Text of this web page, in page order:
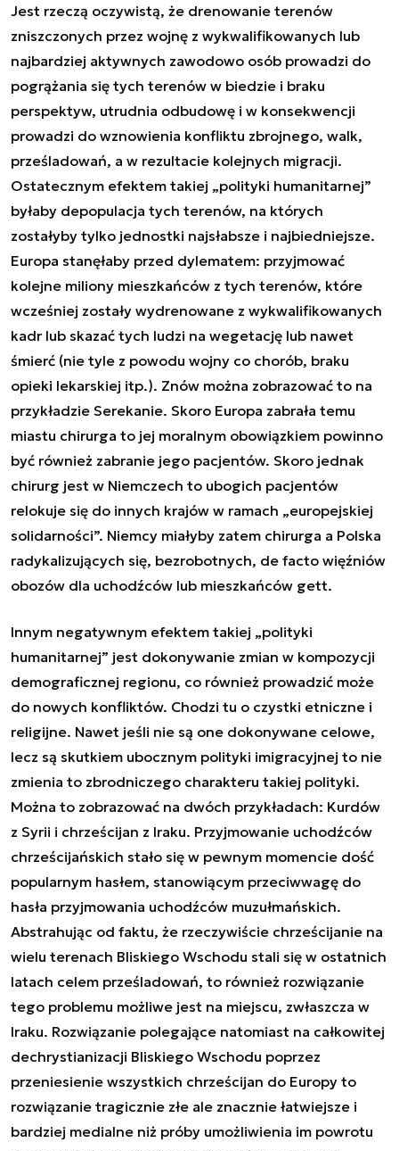
Jest rzeczą oczywistą, że drenowanie terenów
zniszczonych przez wojnę z wykwalifikowanych lub
najbardziej aktywnych zawodowo osób prowadzi do
pogrążania się tych terenów w biedzie i braku
perspektyw, utrudnia odbudowę i w konsekwencji
prowadzi do wznowienia konfliktu zbrojnego, walk,
prześladowań, a w rezultacie kolejnych migracji.
Ostatecznym efektem takiej „polityki humanitarnej”
byłaby depopulacja tych terenów, na których
zostałyby tylko jednostki najsłabsze i najbiedniejsze.
Europa stanęłaby przed dylematem: przyjmować
kolejne miliony mieszkańców z tych terenów, które
wcześniej zostały wydrenowane z wykwalifikowanych
kadr lub skazać tych ludzi na wegetację lub nawet
śmierć (nie tyle z powodu wojny co chorób, braku
opieki lekarskiej itp.). Znów można zobrazować to na
przykładzie Serekanie. Skoro Europa zabrała temu
miastu chirurga to jej moralnym obowiązkiem powinno
być również zabranie jego pacjentów. Skoro jednak
chirurg jest w Niemczech to ubogich pacjentów
relokuje się do innych krajów w ramach „europejskiej
solidarności”. Niemcy miałyby zatem chirurga a Polska
radykalizujących się, bezrobotnych, de facto więźniów
obozów dla uchodźców lub mieszkańców gett.
Innym negatywnym efektem takiej „polityki
humanitarnej” jest dokonywanie zmian w kompozycji
demograficznej regionu, co również prowadzić może
do nowych konfliktów. Chodzi tu o czystki etniczne i
religijne. Nawet jeśli nie są one dokonywane celowe,
lecz są skutkiem ubocznym polityki imigracyjnej to nie
zmienia to zbrodniczego charakteru takiej polityki.
Można to zobrazować na dwóch przykładach: Kurdów
z Syrii i chrześcijan z Iraku. Przyjmowanie uchodźców
chrześcijańskich stało się w pewnym momencie dość
popularnym hasłem, stanowiącym przeciwwagę do
hasła przyjmowania uchodźców muzułmańskich.
Abstrahując od faktu, że rzeczywiście chrześcijanie na
wielu terenach Bliskiego Wschodu stali się w ostatnich
latach celem prześladowań, to również rozwiązanie
tego problemu możliwe jest na miejscu, zwłaszcza w
Iraku. Rozwiązanie polegające natomiast na całkowitej
dechrystianizacji Bliskiego Wschodu poprzez
przeniesienie wszystkich chrześcijan do Europy to
rozwiązanie tragicznie złe ale znacznie łatwiejsze i
bardziej medialne niż próby umożliwienia im powrotu